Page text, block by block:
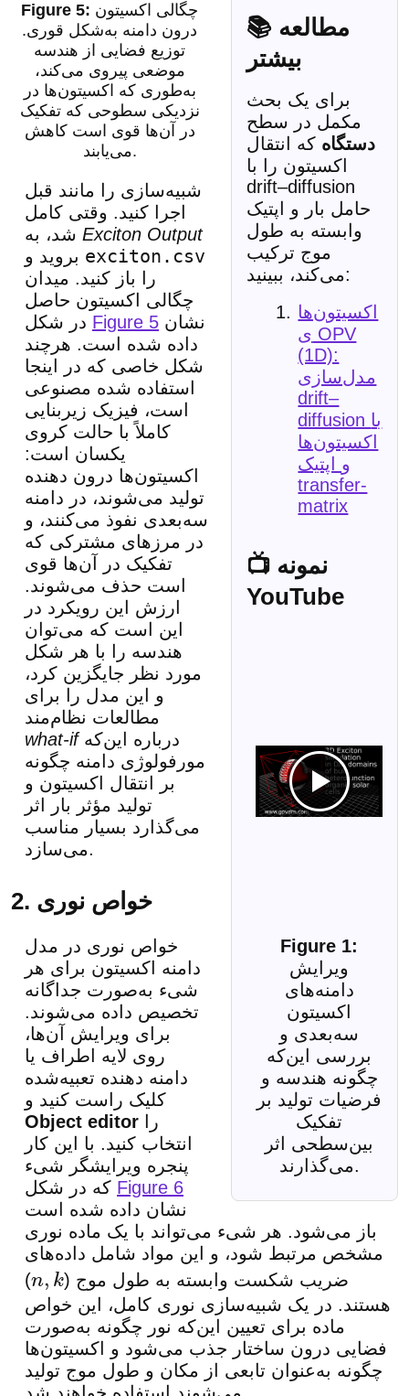
📚 مطالعه
بیشتر
برای یک بحث
مکمل در سطح
دستگاه که انتقال
اکسیتون را با
drift–diffusion
حامل بار و اپتیک
وابسته به طول
موج ترکیب
می‌کند، ببینید:
اکسیتون‌ها
ی OPV
(1D):
مدل‌سازی
drift–
diffusion با
اکسیتون‌ها
و اپتیک
transfer-
matrix
📺 نمونه
YouTube
ویرایش
دامنه‌های
اکسیتون
سه‌بعدی و
بررسی این‌که
چگونه هندسه و
فرضیات تولید بر
تفکیک
بین‌سطحی اثر
می‌گذارند.
چگالی اکسیتون
درون دامنه به‌شکل قوری.
توزیع فضایی از هندسه
موضعی پیروی می‌کند،
به‌طوری که اکسیتون‌ها در
نزدیکی سطوحی که تفکیک
در آن‌ها قوی است کاهش
می‌یابند.
شبیه‌سازی را مانند قبل
اجرا کنید. وقتی کامل
Exciton Output
exciton.csv
را باز کنید. میدان
چگالی اکسیتون حاصل
Figure 5
داده شده است. هرچند
شکل خاصی که در اینجا
استفاده شده مصنوعی
است، فیزیک زیربنایی
کاملاً با حالت کروی
یکسان است:
اکسیتون‌ها درون دهنده
تولید می‌شوند، در دامنه
سه‌بعدی نفوذ می‌کنند، و
در مرزهای مشترکی که
تفکیک در آن‌ها قوی
است حذف می‌شوند.
ارزش این رویکرد در
این است که می‌توان
هندسه را با هر شکل
مورد نظر جایگزین کرد،
و این مدل را برای
مطالعات نظام‌مند
what-ifدرباره این‌که
مورفولوژی دامنه چگونه
بر انتقال اکسیتون و
تولید مؤثر بار اثر
می‌گذارد بسیار مناسب
می‌سازد.
2. خواص نوری
خواص نوری در مدل
دامنه اکسیتون برای هر
شیء به‌صورت جداگانه
تخصیص داده می‌شوند.
برای ویرایش آن‌ها،
روی لایه اطراف یا
دامنه دهنده تعبیه‌شده
کلیک راست کنید و
Object editor
انتخاب کنید. با این کار
پنجره ویرایشگر شیء
Figure 6
نشان داده شده است
باز می‌شود. هر شیء می‌تواند با یک ماده نوری
مشخص مرتبط شود، و این مواد شامل داده‌های
ضریب شکست وابسته به طول موج (
n, k
)
هستند. در یک شبیه‌سازی نوری کامل، این خواص
ماده برای تعیین این‌که نور چگونه به‌صورت
فضایی درون ساختار جذب می‌شود و اکسیتون‌ها
چگونه به‌عنوان تابعی از مکان و طول موج تولید